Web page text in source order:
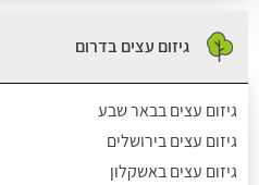
גיזום עצים בדרום
גיזום עצים בבאר שבע
גיזום עצים בירושלים
גיזום עצים באשקלון